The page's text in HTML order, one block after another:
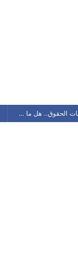
سنتر “Look”.. 26 عامًا من الخبرة في مراجعات الحقوق.. هل ما زال يحافظ على مكانته بين الطلاب؟